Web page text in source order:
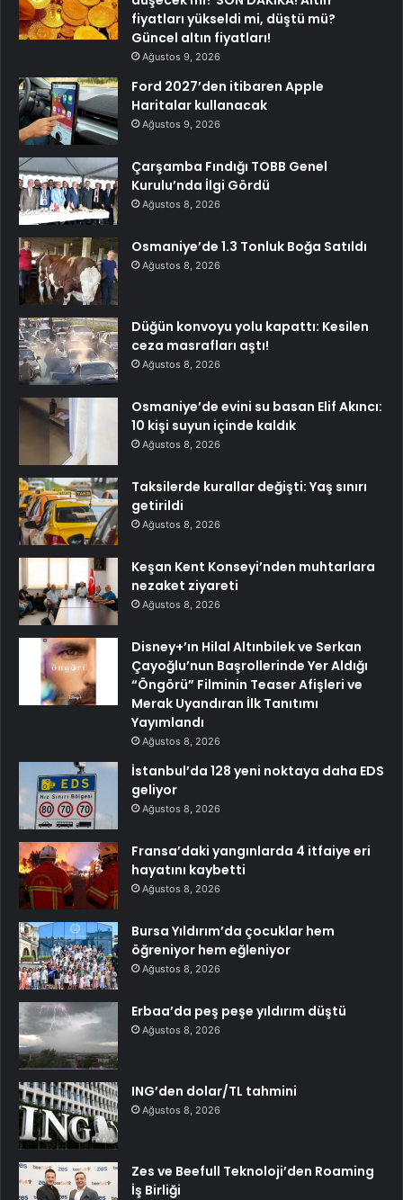
fiyatları yükseldi mi, düştü mü?
Güncel altın fiyatları!
Ağustos 9, 2026
Ford 2027’den itibaren Apple
Haritalar kullanacak
Ağustos 9, 2026
Çarşamba Fındığı TOBB Genel
Kurulu’nda İlgi Gördü
Ağustos 8, 2026
Osmaniye’de 1.3 Tonluk Boğa Satıldı
Ağustos 8, 2026
Düğün konvoyu yolu kapattı: Kesilen
ceza masrafları aştı!
Ağustos 8, 2026
Osmaniye’de evini su basan Elif Akıncı:
10 kişi suyun içinde kaldık
Ağustos 8, 2026
Taksilerde kurallar değişti: Yaş sınırı
getirildi
Ağustos 8, 2026
Keşan Kent Konseyi’nden muhtarlara
nezaket ziyareti
Ağustos 8, 2026
Disney+’ın Hilal Altınbilek ve Serkan
Çayoğlu’nun Başrollerinde Yer Aldığı
“Öngörü” Filminin Teaser Afişleri ve
Merak Uyandıran İlk Tanıtımı
Yayımlandı
Ağustos 8, 2026
İstanbul’da 128 yeni noktaya daha EDS
geliyor
Ağustos 8, 2026
Fransa’daki yangınlarda 4 itfaiye eri
hayatını kaybetti
Ağustos 8, 2026
Bursa Yıldırım’da çocuklar hem
öğreniyor hem eğleniyor
Ağustos 8, 2026
Erbaa’da peş peşe yıldırım düştü
Ağustos 8, 2026
ING’den dolar/TL tahmini
Ağustos 8, 2026
Zes ve Beefull Teknoloji’den Roaming
İş Birliği